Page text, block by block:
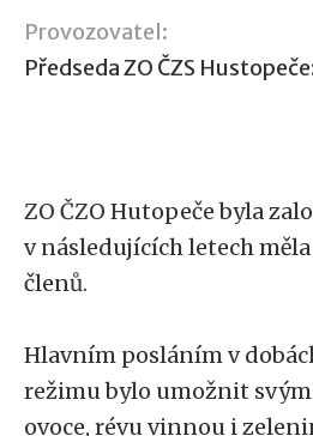
Provozovatel:
Předseda ZO ČZS
ZO ČZO Hutopeče byla
v následujících letech
členů.
Hlavním posláním v
režimu bylo umožnit
ovoce, révu vinnou i